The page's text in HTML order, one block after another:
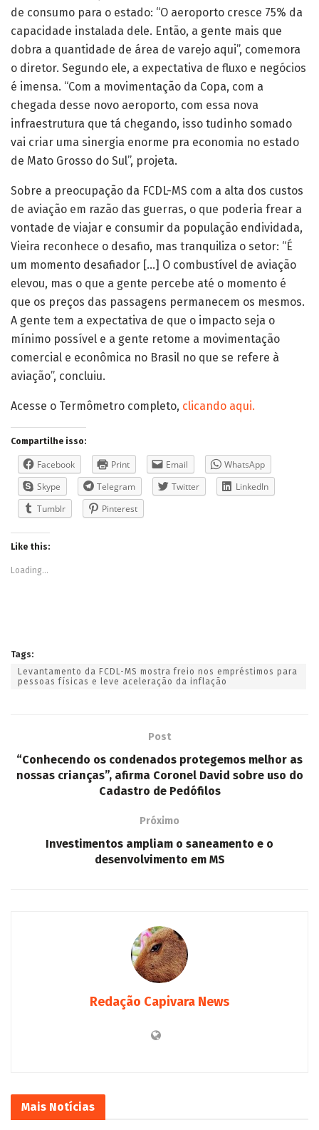
de consumo para o estado: “O aeroporto cresce 75% da
capacidade instalada dele. Então, a gente mais que
dobra a quantidade de área de varejo aqui”, comemora
o diretor. Segundo ele, a expectativa de fluxo e negócios
é imensa. “Com a movimentação da Copa, com a
chegada desse novo aeroporto, com essa nova
infraestrutura que tá chegando, isso tudinho somado
vai criar uma sinergia enorme pra economia no estado
de Mato Grosso do Sul”, projeta.
Sobre a preocupação da FCDL-MS com a alta dos custos
de aviação em razão das guerras, o que poderia frear a
vontade de viajar e consumir da população endividada,
Vieira reconhece o desafio, mas tranquiliza o setor: “É
um momento desafiador […] O combustível de aviação
elevou, mas o que a gente percebe até o momento é
que os preços das passagens permanecem os mesmos.
A gente tem a expectativa de que o impacto seja o
mínimo possível e a gente retome a movimentação
comercial e econômica no Brasil no que se refere à
aviação”, concluiu.
Acesse o Termômetro completo, clicando aqui.
Compartilhe isso:
Facebook Print Email
WhatsApp
Skype
Telegram Twitter
LinkedIn
Tumblr
Pinterest
Like this:
Loading...
Tags:
Levantamento da FCDL-MS mostra freio nos empréstimos para
pessoas físicas e leve aceleração da inflação
Post
“Conhecendo os condenados protegemos melhor as
nossas crianças”, afirma Coronel David sobre uso do
Cadastro de Pedófilos
Próximo
Investimentos ampliam o saneamento e o
desenvolvimento em MS
Redação Capivara News
Mais Notícias